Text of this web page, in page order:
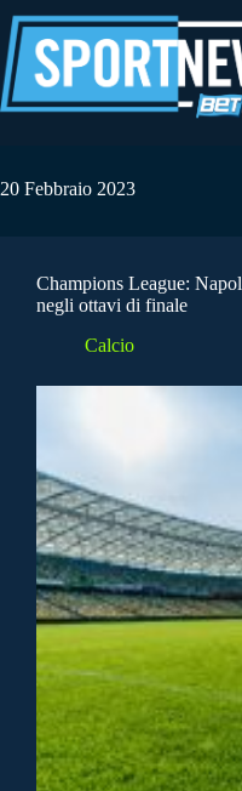
al
contenuto
20 Febbraio 2023
Champions League:
negli ottavi di finale
Calcio